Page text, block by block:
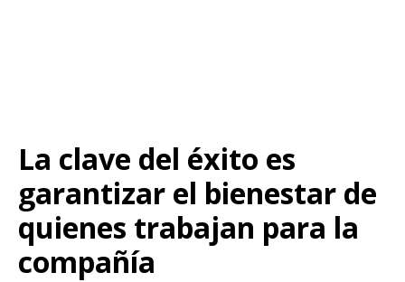
La clave del éxito es
garantizar el bienestar de
quienes trabajan para la
compañía